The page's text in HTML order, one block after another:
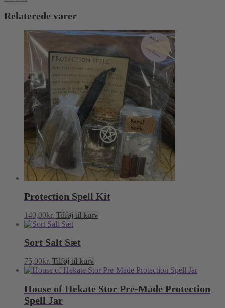
Relaterede varer
Protection Spell Kit
140,00kr. Tilføj til kurv
Sort Salt Sæt
75,00kr. Tilføj til kurv
House of Hekate Stor Pre-Made Protection
Spell Jar